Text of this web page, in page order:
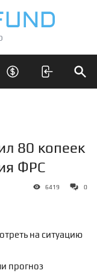
Открыть скрытые
80 копеек
ФРС
6419 0
на ситуацию
прогноз